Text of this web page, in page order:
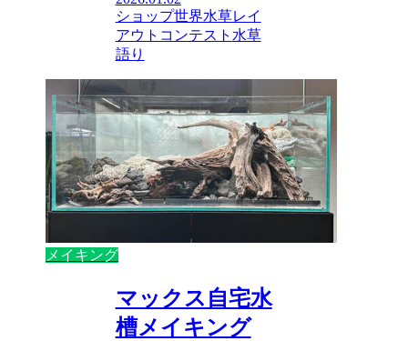
ショップ世界水草レイ
アウトコンテスト 水草
語り
メイキング
マックス自宅水
槽メイキング